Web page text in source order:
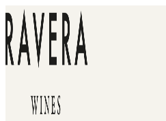
Ir
al
contenido